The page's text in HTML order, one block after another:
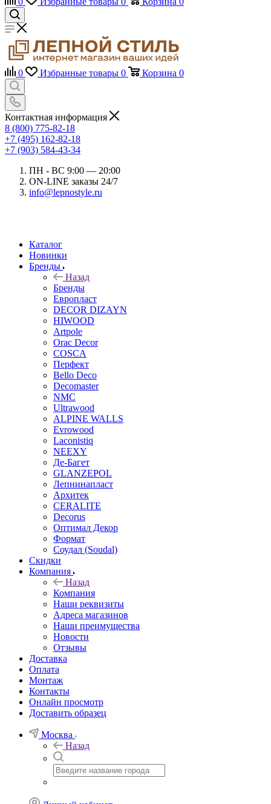
0 Избранные товары 0 Корзина 0
Контактная информация
8 (800) 775-82-18
+7 (495) 162-82-18
+7 (903) 584-43-34
ПН - ВС 9:00 — 20:00
ON-LINE заказы 24/7
info@lepnostyle.ru
Каталог
Новинки
Бренды
Назад
Бренды
Европласт
DECOR DIZAYN
HIWOOD
Artpole
Orac Decor
COSCA
Перфект
Bello Deco
Decomaster
NMС
Ultrawood
ALPINE WALLS
Evrowood
Laconistiq
NEEXY
Де-Багет
GLANZEPOL
Лепнинапласт
Архитек
CERALITE
Decorus
Оптимал Декор
Формат
Соудал (Soudal)
Скидки
Компания
Назад
Компания
Наши реквизиты
Адреса магазинов
Наши преимущества
Новости
Отзывы
Доставка
Оплата
Монтаж
Контакты
Онлайн просмотр
Доставить образец
Москва
Назад